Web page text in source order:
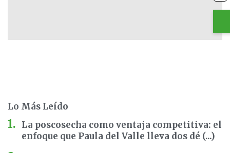
Lo Más Leído
La poscosecha como ventaja competitiva: el
enfoque que Paula del Valle lleva dos dé (...)